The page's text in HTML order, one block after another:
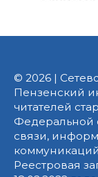
© 2026 |
Пензенский
читателей
Федеральной
связи,
Реестровая